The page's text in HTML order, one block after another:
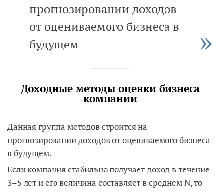
прогнозировании доходов
от оцениваемого бизнеса в
будущем
Доходные методы оценки бизнеса
компании
Данная группа методов строится на
прогнозировании доходов от оцениваемого бизнеса
в будущем.
Если компания стабильно получает доход в течение
3–5 лет и его величина составляет в среднем N, то